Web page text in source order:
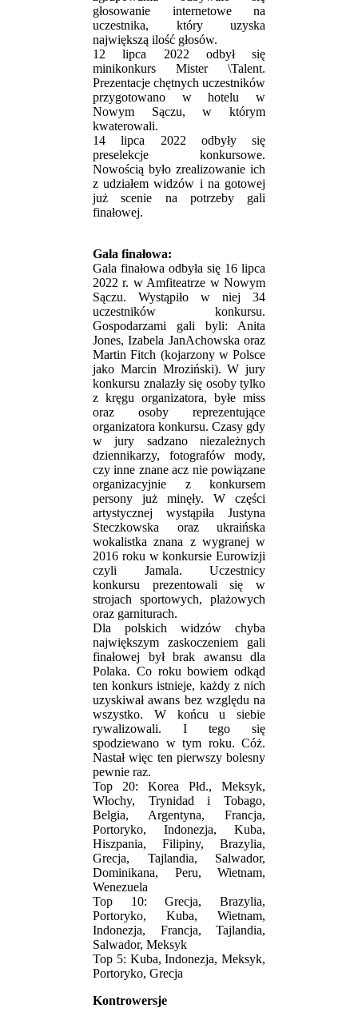
głosowanie internetowe na
uczestnika, który uzyska
największą ilość głosów.
12 lipca 2022 odbył się
minikonkurs Mister \Talent.
Prezentacje chętnych uczestników
przygotowano w hotelu w
Nowym Sączu, w którym
kwaterowali.
14 lipca 2022 odbyły się
preselekcje konkursowe.
Nowością było zrealizowanie ich
z udziałem widzów i na gotowej
już scenie na potrzeby gali
finałowej.
Gala finałowa:
Gala finałowa odbyła się 16 lipca
2022 r. w Amfiteatrze w Nowym
Sączu. Wystąpiło w niej 34
uczestników konkursu.
Gospodarzami gali byli: Anita
Jones, Izabela JanAchowska oraz
Martin Fitch (kojarzony w Polsce
jako Marcin Mroziński). W jury
konkursu znalazły się osoby tylko
z kręgu organizatora, byłe miss
oraz osoby reprezentujące
organizatora konkursu. Czasy gdy
w jury sadzano niezależnych
dziennikarzy, fotografów mody,
czy inne znane acz nie powiązane
organizacyjnie z konkursem
persony już minęły. W części
artystycznej wystąpiła Justyna
Steczkowska oraz ukraińska
wokalistka znana z wygranej w
2016 roku w konkursie Eurowizji
czyli Jamala. Uczestnicy
konkursu prezentowali się w
strojach sportowych, plażowych
oraz garniturach.
Dla polskich widzów chyba
największym zaskoczeniem gali
finałowej był brak awansu dla
Polaka. Co roku bowiem odkąd
ten konkurs istnieje, każdy z nich
uzyskiwał awans bez względu na
wszystko. W końcu u siebie
rywalizowali. I tego się
spodziewano w tym roku. Cóż.
Nastał więc ten pierwszy bolesny
pewnie raz.
Top 20: Korea Płd., Meksyk,
Włochy, Trynidad i Tobago,
Belgia, Argentyna, Francja,
Portoryko, Indonezja, Kuba,
Hiszpania, Filipiny, Brazylia,
Grecja, Tajlandia, Salwador,
Dominikana, Peru, Wietnam,
Wenezuela
Top 10: Grecja, Brazylia,
Portoryko, Kuba, Wietnam,
Indonezja, Francja, Tajlandia,
Salwador, Meksyk
Top 5: Kuba, Indonezja, Meksyk,
Portoryko, Grecja
Kontrowersje